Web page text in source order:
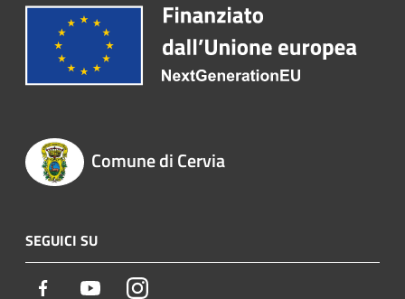
Comune di Cervia
SEGUICI SU
Facebook YoutubeInstagram